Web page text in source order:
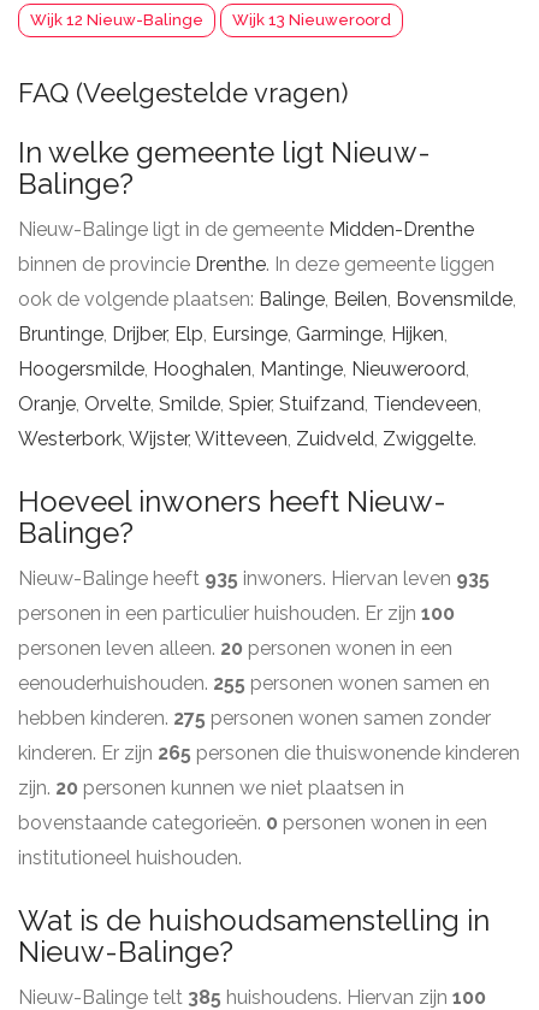
Wijk 12 Nieuw-Balinge Wijk 13 Nieuweroord
FAQ (Veelgestelde vragen)
In welke gemeente ligt Nieuw-
Balinge?
Nieuw-Balinge ligt in de gemeente Midden-Drenthe
binnen de provincie Drenthe. In deze gemeente liggen
ook de volgende plaatsen: Balinge, Beilen, Bovensmilde,
Bruntinge, Drijber, Elp, Eursinge, Garminge, Hijken,
Hoogersmilde, Hooghalen, Mantinge, Nieuweroord,
Oranje, Orvelte, Smilde, Spier, Stuifzand, Tiendeveen,
Westerbork, Wijster, Witteveen, Zuidveld, Zwiggelte.
Hoeveel inwoners heeft Nieuw-
Balinge?
Nieuw-Balinge heeft 935 inwoners. Hiervan leven 935
personen in een particulier huishouden. Er zijn 100
personen leven alleen. 20 personen wonen in een
eenouderhuishouden. 255 personen wonen samen en
hebben kinderen. 275 personen wonen samen zonder
kinderen. Er zijn 265 personen die thuiswonende kinderen
zijn. 20 personen kunnen we niet plaatsen in
bovenstaande categorieën. 0 personen wonen in een
institutioneel huishouden.
Wat is de huishoudsamenstelling in
Nieuw-Balinge?
Nieuw-Balinge telt 385 huishoudens. Hiervan zijn 100